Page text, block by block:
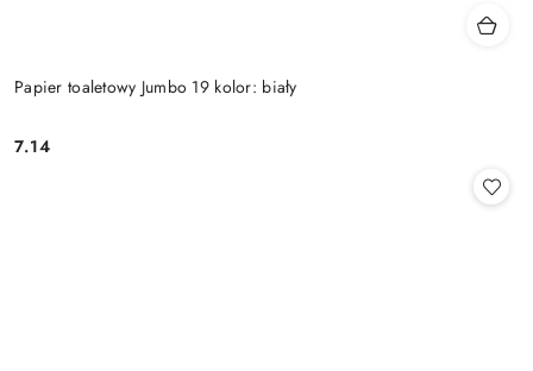
Papier toaletowy Jumbo 19 kolor: biały
Cena:
7.14